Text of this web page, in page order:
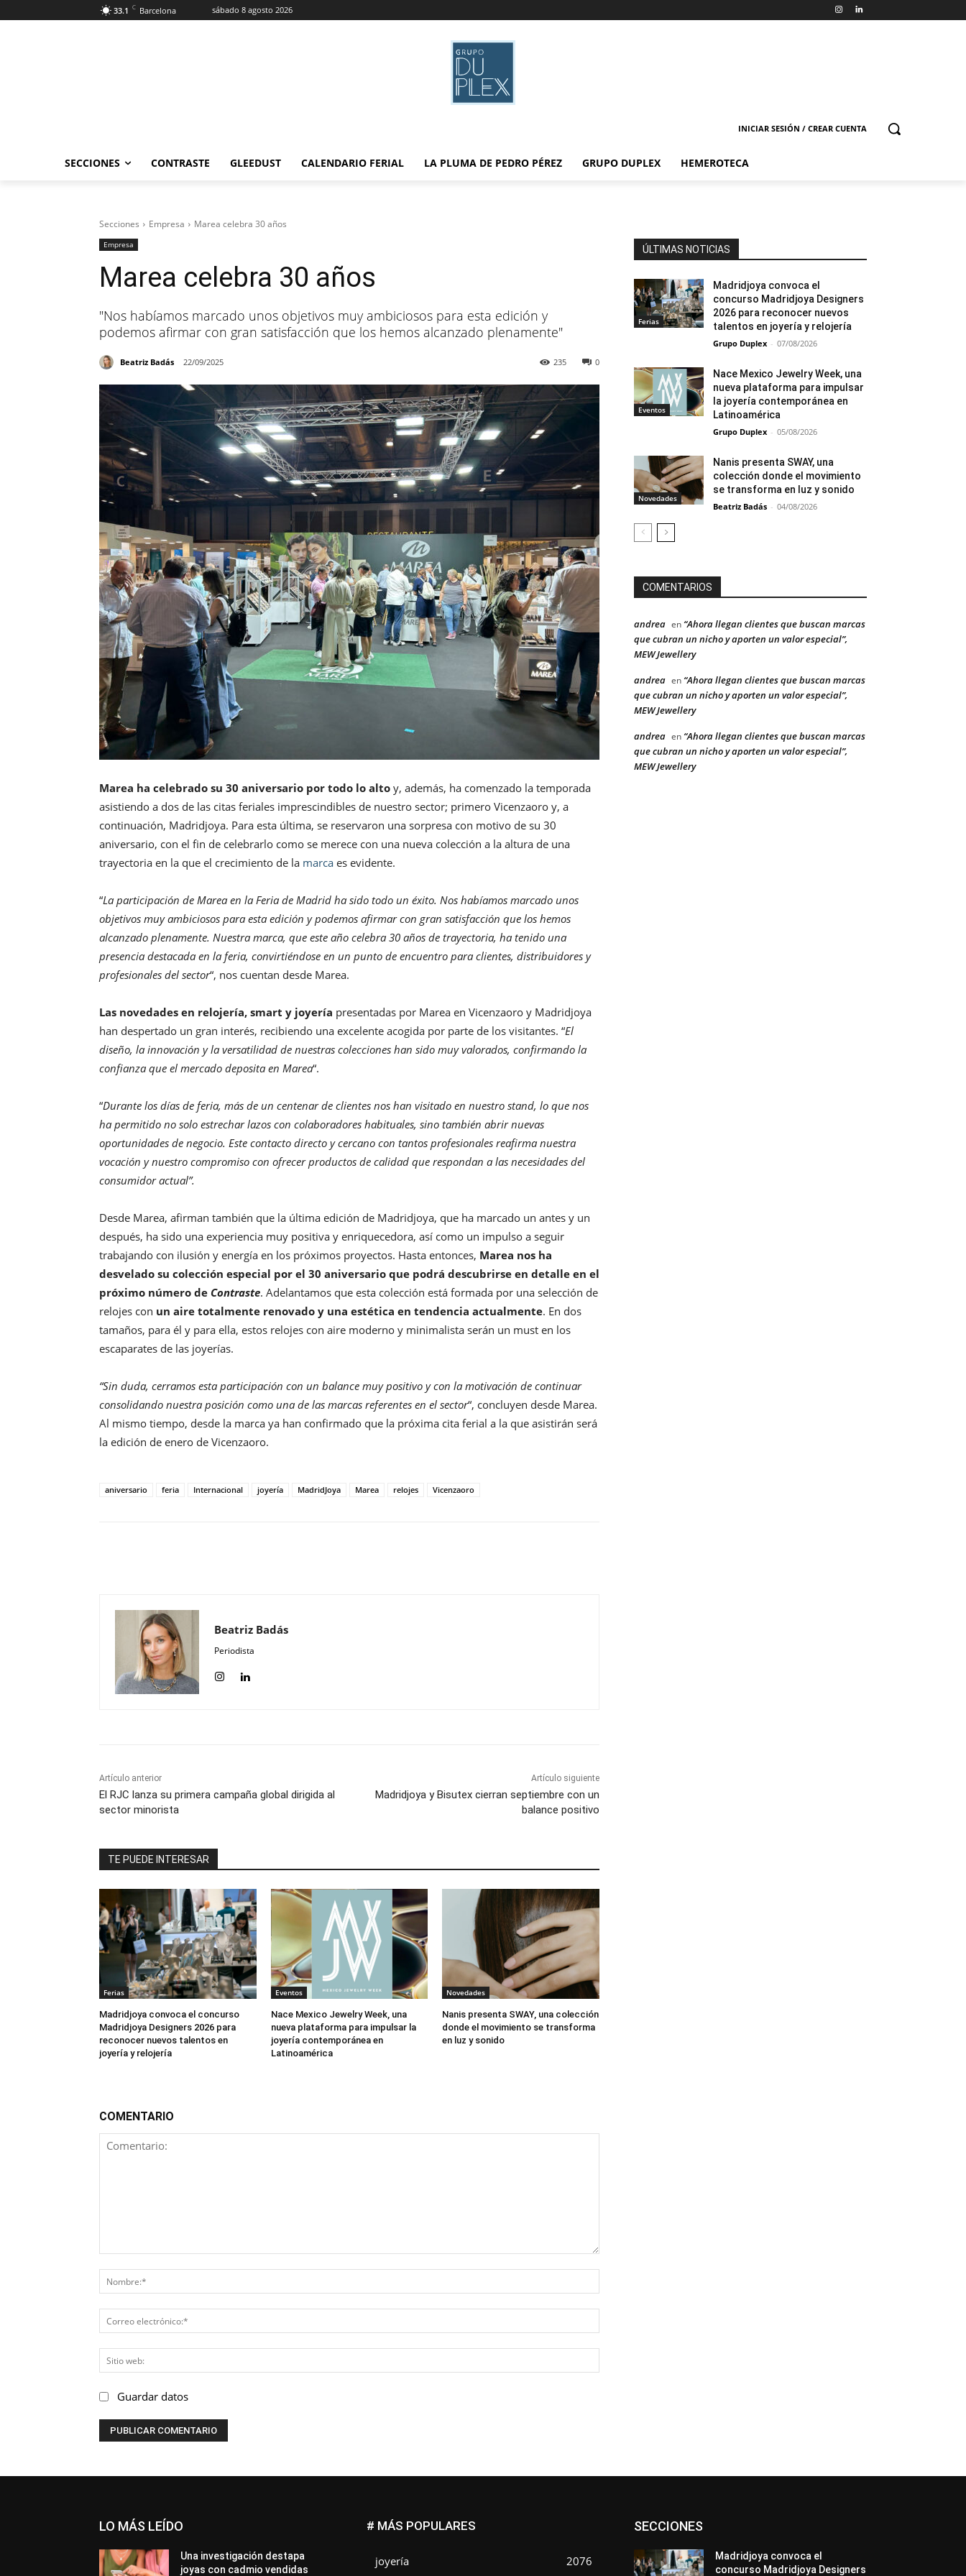
33.1 C Barcelona sábado 8 agosto 2026
INICIAR SESIÓN / CREAR CUENTA
SECCIONES CONTRASTE GLEEDUST CALENDARIO FERIAL LA PLUMA DE PEDRO PÉREZ GRUPO DUPLEX HEMEROTECA
Secciones Empresa Marea celebra 30 años
Empresa
Marea celebra 30 años
"Nos habíamos marcado unos objetivos muy ambiciosos para esta edición y
podemos afirmar con gran satisfacción que los hemos alcanzado plenamente"
Beatriz Badás 22/09/2025 0
235
Marea ha celebrado su 30 aniversario por todo lo alto y, además, ha comenzado la temporada
asistiendo a dos de las citas feriales imprescindibles de nuestro sector; primero Vicenzaoro y, a
continuación, Madridjoya. Para esta última, se reservaron una sorpresa con motivo de su 30
aniversario, con el fin de celebrarlo como se merece con una nueva colección a la altura de una
trayectoria en la que el crecimiento de la marca es evidente.
“La participación de Marea en la Feria de Madrid ha sido todo un éxito. Nos habíamos marcado unos
objetivos muy ambiciosos para esta edición y podemos afirmar con gran satisfacción que los hemos
alcanzado plenamente. Nuestra marca, que este año celebra 30 años de trayectoria, ha tenido una
presencia destacada en la feria, convirtiéndose en un punto de encuentro para clientes, distribuidores y
profesionales del sector“, nos cuentan desde Marea.
Las novedades en relojería, smart y joyería presentadas por Marea en Vicenzaoro y Madridjoya
han despertado un gran interés, recibiendo una excelente acogida por parte de los visitantes. “El
diseño, la innovación y la versatilidad de nuestras colecciones han sido muy valorados, confirmando la
confianza que el mercado deposita en Marea“.
“Durante los días de feria, más de un centenar de clientes nos han visitado en nuestro stand, lo que nos
ha permitido no solo estrechar lazos con colaboradores habituales, sino también abrir nuevas
oportunidades de negocio. Este contacto directo y cercano con tantos profesionales reafirma nuestra
vocación y nuestro compromiso con ofrecer productos de calidad que respondan a las necesidades del
consumidor actual”.
Desde Marea, afirman también que la última edición de Madridjoya, que ha marcado un antes y un
después, ha sido una experiencia muy positiva y enriquecedora, así como un impulso a seguir
trabajando con ilusión y energía en los próximos proyectos. Hasta entonces, Marea nos ha
desvelado su colección especial por el 30 aniversario que podrá descubrirse en detalle en el
próximo número de Contraste. Adelantamos que esta colección está formada por una selección de
relojes con un aire totalmente renovado y una estética en tendencia actualmente. En dos
tamaños, para él y para ella, estos relojes con aire moderno y minimalista serán un must en los
escaparates de las joyerías.
“Sin duda, cerramos esta participación con un balance muy positivo y con la motivación de continuar
consolidando nuestra posición como una de las marcas referentes en el sector“, concluyen desde Marea.
Al mismo tiempo, desde la marca ya han confirmado que la próxima cita ferial a la que asistirán será
la edición de enero de Vicenzaoro.
aniversario feria Internacional joyería MadridJoya Marea relojes Vicenzaoro
Beatriz Badás
Periodista
Artículo anterior
El RJC lanza su primera campaña global dirigida al
sector minorista
Artículo siguiente
Madridjoya y Bisutex cierran septiembre con un
balance positivo
TE PUEDE INTERESAR
Ferias
Madridjoya convoca el concurso
Madridjoya Designers 2026 para
reconocer nuevos talentos en
joyería y relojería
Eventos
Nace Mexico Jewelry Week, una
nueva plataforma para impulsar la
joyería contemporánea en
Latinoamérica
Novedades
Nanis presenta SWAY, una colección
donde el movimiento se transforma
en luz y sonido
COMENTARIO
electrónico:*
web:
Guardar datos
ÚLTIMAS NOTICIAS
Ferias
Madridjoya convoca el
concurso Madridjoya Designers
2026 para reconocer nuevos
talentos en joyería y relojería
Grupo Duplex - 07/08/2026
Eventos
Nace Mexico Jewelry Week, una
nueva plataforma para impulsar
la joyería contemporánea en
Latinoamérica
Grupo Duplex - 05/08/2026
Novedades
Nanis presenta SWAY, una
colección donde el movimiento
se transforma en luz y sonido
Beatriz Badás - 04/08/2026
COMENTARIOS
andrea en “Ahora llegan clientes que buscan marcas
que cubran un nicho y aporten un valor especial”,
MEW Jewellery
andrea en “Ahora llegan clientes que buscan marcas
que cubran un nicho y aporten un valor especial”,
MEW Jewellery
andrea en “Ahora llegan clientes que buscan marcas
que cubran un nicho y aporten un valor especial”,
MEW Jewellery
LO MÁS LEÍDO
Una investigación destapa
joyas con cadmio vendidas
# MÁS POPULARES
joyería
2076
SECCIONESAsociaciones
En tendencia
In memoriam
La Pluma de Pedro Pérez
México
Mundo Técnico
Madridjoya convoca el
concurso Madridjoya Designers